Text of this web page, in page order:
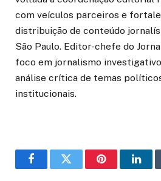
com veículos parceiros e
distribuição de conteúdo
São Paulo. Editor-chefe do
foco em jornalismo
análise crítica de temas
institucionais.
o
Twitter Pinterest